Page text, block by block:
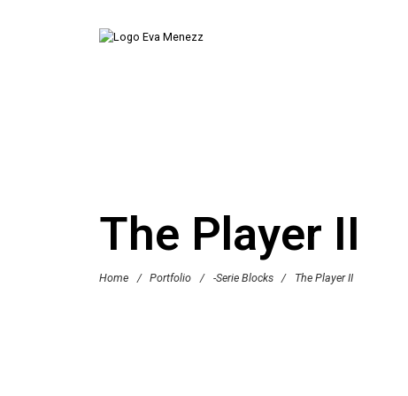
The Player II
Home / Portfolio / -Serie Blocks / The Player II